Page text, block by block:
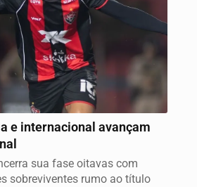
e internacional avançam
sua fase oitavas com
sobreviventes rumo ao título